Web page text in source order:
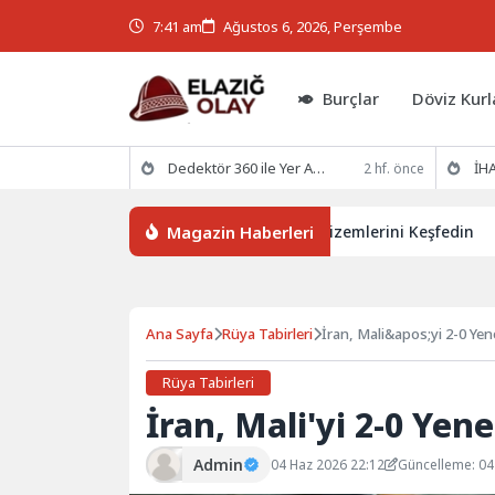
7:41 am Ağustos 6, 2026, Perşembe
Burçlar Döviz
Dedektör 360 ile Yer Altının Gizemlerini Keşfedin 2 hf. önce
Magazin Haberleri
Dedektör 360 ile Yer Altının Gizemlerini Keşfedin
Ana Sayfa Rüya Tabirleri İran, Mali&apos;yi 2-0
Rüya Tabirleri
İran, Mali'yi 2-0
Admin 04 Haz 2026 22:12 Güncelleme: